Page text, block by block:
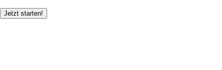
Jetzt starten!